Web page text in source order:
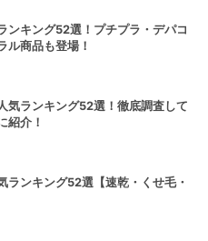
ンキング52選！プチプラ・デパコ
ル商品も登場！
気ランキング52選！徹底調査して
紹介！
ランキング52選【速乾・くせ毛・